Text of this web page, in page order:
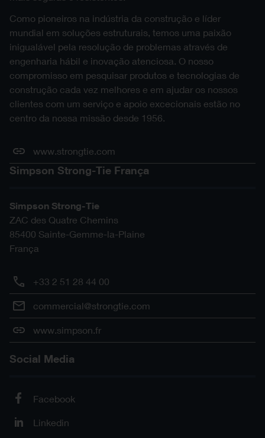
Como pioneiros na indústria da construção e líder
mundial em soluções estruturais, temos uma paixão
inigualável pela resolução de problemas através de
engenharia hábil e inovação atenciosa. O nosso
compromisso em pesquisar produtos e tecnologias de
construção cada vez melhores e em ajudar os nossos
clientes com um serviço e apoio excecionais estão no
centro da nossa missão desde 1956.
www.strongtie.com
Simpson Strong-Tie França
Simpson Strong-Tie
ZAC des Quatre Chemins
85400 Sainte-Gemme-la-Plaine
França
+33 2 51 28 44 00
commercial@strongtie.com
www.simpson.fr
Social Media
Facebook
Linkedin